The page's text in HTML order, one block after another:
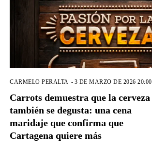
CARMELO PERALTA - 3 DE MARZO DE 2026 20:00
Carrots demuestra que la cerveza
también se degusta: una cena
maridaje que confirma que
Cartagena quiere más